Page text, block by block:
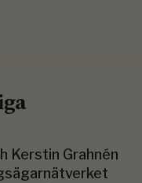
Kerstin Grahnén